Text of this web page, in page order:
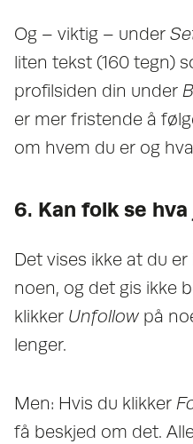
Og – viktig – under
liten tekst (160 tegn)
profilsiden din under
er mer fristende å
om hvem du er og
6. Kan folk se
Det vises ikke at du
noen, og det gis ikke
klikker Unfollow på
lenger.
Men: Hvis du klikker
få beskjed om det.